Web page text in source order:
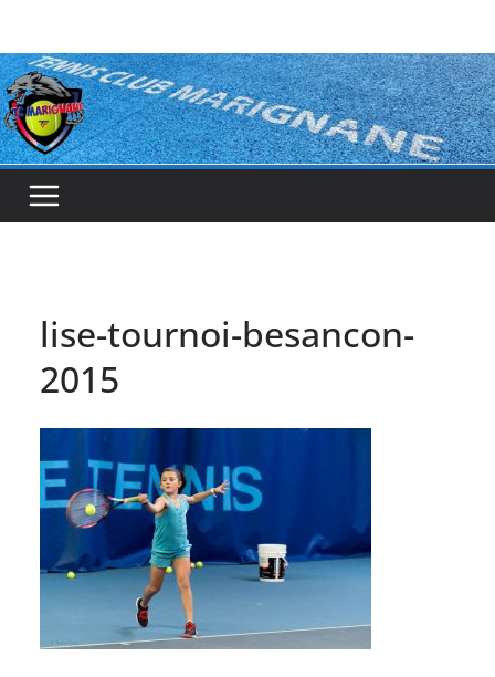
contenu
lise-tournoi-besancon-
2015